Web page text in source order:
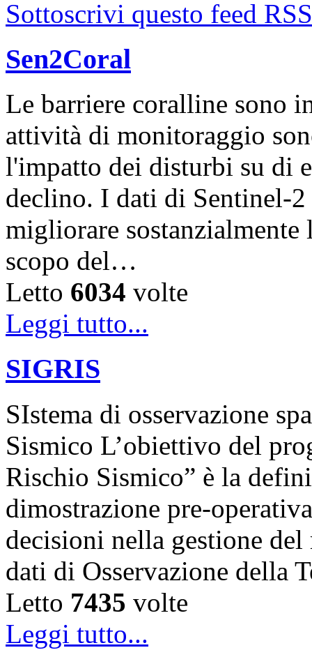
Sottoscrivi questo feed RSS
Sen2Coral
Le barriere coralline sono
attività di monitoraggio
l'impatto dei disturbi su di
declino. I dati di Sentinel-2
migliorare
scopo del…
Letto 6034 volte
Leggi tutto...
SIGRIS
SIstema di osservazione
Sismico L’obiettivo del
Rischio Sismico” è la
dimostrazione pre-
decisioni nella gestione
dati di Osservazione della
Letto 7435 volte
Leggi tutto...